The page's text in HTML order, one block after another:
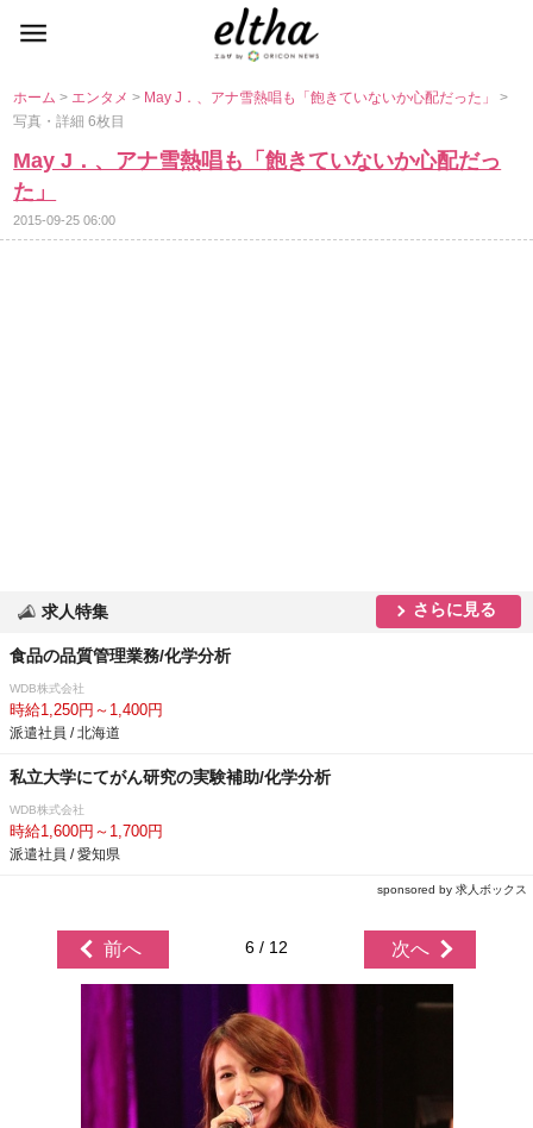
ホーム> エンタメ> May J．、アナ雪熱唱も「飽きていないか心配だった」>
写真・詳細 6枚目
May J．、アナ雪熱唱も「飽きていないか心配だっ
た」
2015-09-25 06:00
求人特集 さらに見る
食品の品質管理業務/化学分析
WDB株式会社
時給1,250円～1,400円
派遣社員 / 北海道
私立大学にてがん研究の実験補助/化学分析
WDB株式会社
時給1,600円～1,700円
派遣社員 / 愛知県
sponsored by 求人ボックス
前へ 6 / 12 次へ